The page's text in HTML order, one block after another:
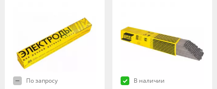
По запросу
В наличии